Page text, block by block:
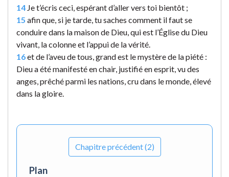
14 Je t’écris ceci, espérant d’aller vers toi bientôt ;
15 afin que, si je tarde, tu saches comment il faut se
conduire dans la maison de Dieu, qui est l’Église du Dieu
vivant, la colonne et l’appui de la vérité.
16et de l’aveu de tous, grand est le mystère de la piété :
Dieu a été manifesté en chair, justifié en esprit, vu des
anges, prêché parmi les nations, cru dans le monde, élevé
dans la gloire.
Chapitre précédent (2)
Plan